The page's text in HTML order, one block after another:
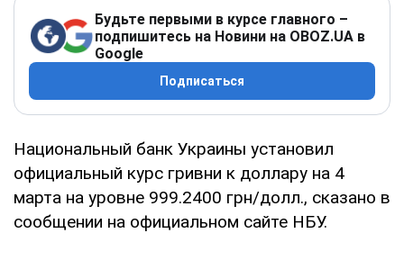
Будьте первыми в курсе главного –
подпишитесь на Новини на OBOZ.UA в
Google
Подписаться
Национальный банк Украины установил
официальный курс гривни к доллару на 4
марта на уровне 999.2400 грн/долл., сказано в
сообщении на официальном сайте НБУ.